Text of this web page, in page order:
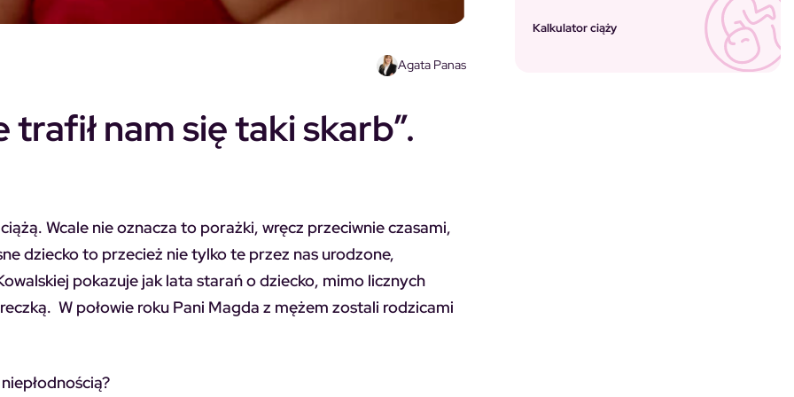
Agata Panas
nam się taki skarb”.
Wcale nie oznacza to porażki, wręcz przeciwnie czasami,
dziecko to przecież nie tylko te przez nas urodzone,
pokazuje jak lata starań o dziecko, mimo licznych
W połowie roku Pani Magda z mężem zostali rodzicami
Kalkulator ciąży